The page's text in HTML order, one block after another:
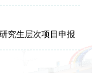
究生层次项目申报